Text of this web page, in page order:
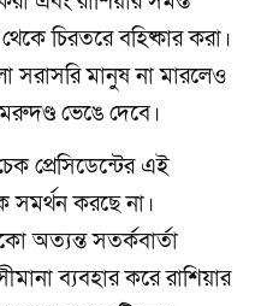
চিরতরে বহিষ্কার করা।
সরাসরি মানুষ না মারলেও
ভেঙে দেবে।
প্রেসিডেন্টের এই
সমর্থন করছে না।
অত্যন্ত সতর্কবার্তা
ব্যবহার করে রাশিয়ার